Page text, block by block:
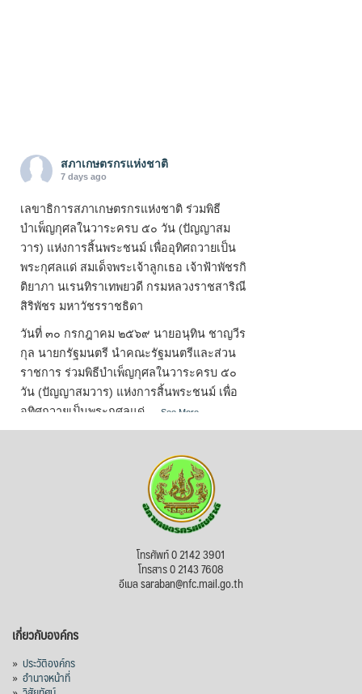
สภาเกษตรกรแห่งชาติ
7 days ago
เลขาธิการสภาเกษตรกรแห่งชาติ ร่วมพิธี
บำเพ็ญกุศลในวาระครบ ๕๐ วัน (ปัญญาสม
วาร) แห่งการสิ้นพระชนม์ เพื่ออุทิศถวายเป็น
พระกุศลแด่ สมเด็จพระเจ้าลูกเธอ เจ้าฟ้าพัชรกิ
ติยาภา นเรนทิราเทพยวดี กรมหลวงราชสาริณี
สิริพัชร มหาวัชรราชธิดา
วันที่ ๓๐ กรกฎาคม ๒๕๖๙ นายอนุทิน ชาญวีร
กุล นายกรัฐมนตรี นำคณะรัฐมนตรีและส่วน
ราชการ ร่วมพิธีบำเพ็ญกุศลในวาระครบ ๕๐
วัน (ปัญญาสมวาร) แห่งการสิ้นพระชนม์ เพื่อ
อุทิศถวายเป็นพระกุศลแด่
See More
สภาเกษตรกรแห่งชาติ
วันเข้าพรรษา (วันแรม ๑ ค่ำ เดือน ๘) หรือ
เทศกาลเข้าพรรษา (วันแรม ๑ ค่ำ เดือน ๘ ถึง
ประเทศไทย โดยมีกำหนดระยะเวลา ๓ เดือน
ทางพระพุทธศาสนาที่ต่อเนื่องมาจากวัน
โทรศัพท์ 0 2142 3901
โทรสาร 0 2143 7608
อีเมล saraban@nfc.mail.go.th
เกี่ยวกับองค์กร
» ประวัติองค์กร
» อำนาจหน้าที่